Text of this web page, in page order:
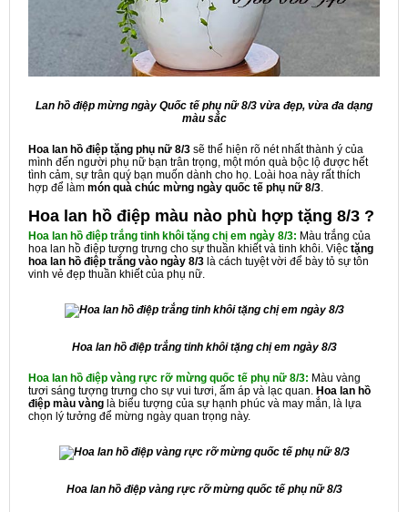
Lan hồ điệp mừng ngày Quốc tế phụ nữ 8/3 vừa đẹp, vừa đa dạng
màu sắc
Hoa lan hồ điệp tặng phụ nữ 8/3 sẽ thể hiện rõ nét nhất thành ý của
mình đến người phụ nữ bạn trân trọng, một món quà bộc lộ được hết
tình cảm, sự trân quý bạn muốn dành cho họ. Loài hoa này rất thích
hợp để làm món quà chúc mừng ngày quốc tế phụ nữ 8/3.
Hoa lan hồ điệp màu nào phù hợp tặng 8/3 ?
Hoa lan hồ điệp trắng tinh khôi tặng chị em ngày 8/3: Màu trắng của
hoa lan hồ điệp tượng trưng cho sự thuần khiết và tinh khôi. Việc tặng
hoa lan hồ điệp trắng vào ngày 8/3 là cách tuyệt vời để bày tỏ sự tôn
vinh vẻ đẹp thuần khiết của phụ nữ.
Hoa lan hồ điệp trắng tinh khôi tặng chị em ngày 8/3
Hoa lan hồ điệp vàng rực rỡ mừng quốc tế phụ nữ 8/3: Màu vàng
tươi sáng tượng trưng cho sự vui tươi, ấm áp và lạc quan. Hoa lan hồ
điệp màu vàng là biểu tượng của sự hạnh phúc và may mắn, là lựa
chọn lý tưởng để mừng ngày quan trọng này.
Hoa lan hồ điệp vàng rực rỡ mừng quốc tế phụ nữ 8/3